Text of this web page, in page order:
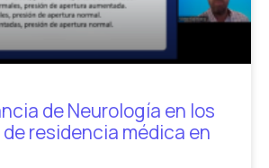
de Neurología en los
residencia médica en